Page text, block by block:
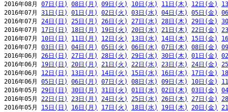
2016年08月 07日(日) 08日(月) 09日(火) 10日(水) 11日(木) 12日(金)
2016年07月 31日(日) 01日(月) 02日(火) 03日(水) 04日(木) 05日(金)
2016年07月 24日(日) 25日(月) 26日(火) 27日(水) 28日(木) 29日(金)
2016年07月 17日(日) 18日(月) 19日(火) 20日(水) 21日(木) 22日(金)
2016年07月 10日(日) 11日(月) 12日(火) 13日(水) 14日(木) 15日(金)
2016年07月 03日(日) 04日(月) 05日(火) 06日(水) 07日(木) 08日(金)
2016年06月 26日(日) 27日(月) 28日(火) 29日(水) 30日(木) 01日(金)
2016年06月 19日(日) 20日(月) 21日(火) 22日(水) 23日(木) 24日(金)
2016年06月 12日(日) 13日(月) 14日(火) 15日(水) 16日(木) 17日(金)
2016年06月 05日(日) 06日(月) 07日(火) 08日(水) 09日(木) 10日(金)
2016年05月 29日(日) 30日(月) 31日(火) 01日(水) 02日(木) 03日(金)
2016年05月 22日(日) 23日(月) 24日(火) 25日(水) 26日(木) 27日(金)
2016年05月 15日(日) 16日(月) 17日(火) 18日(水) 19日(木) 20日(金)